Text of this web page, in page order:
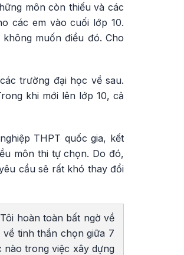
môn còn thiếu và các
các em vào cuối lớp 10.
muốn điều đó. Cho
trường đại học về sau.
khi mới lên lớp 10, cả
THPT quốc gia, kết
môn thi tự chọn. Do đó,
cầu sẽ rất khó thay đổi
hoàn toàn bất ngờ về
tinh thần chọn giữa 7
trong việc xây dựng